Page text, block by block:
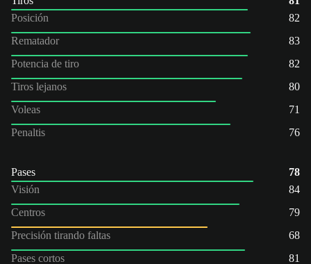
Posición
82
Rematador
83
Potencia de tiro
82
Tiros lejanos
80
Voleas
71
Penaltis
76
Pases
78
Visión
84
Centros
79
Precisión tirando faltas
68
Pases cortos
81